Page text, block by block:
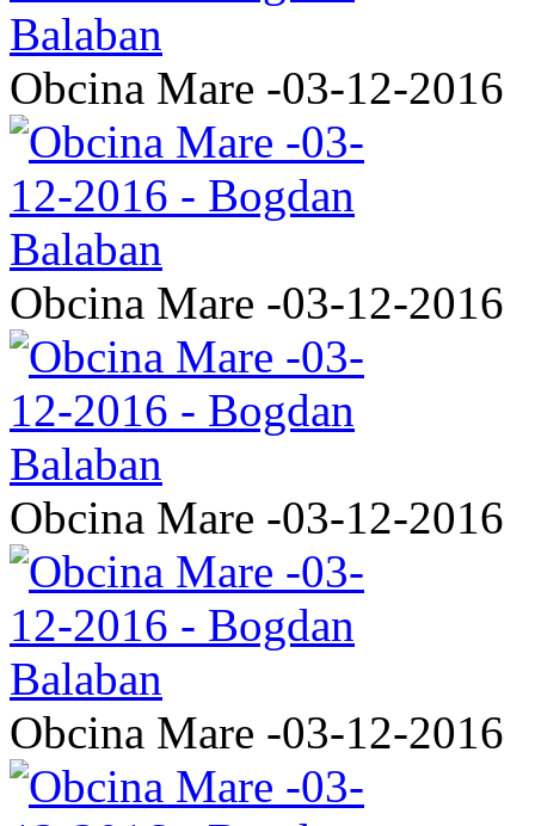
Obcina Mare -03-12-2016
Obcina Mare -03-12-2016
Obcina Mare -03-12-2016
Obcina Mare -03-12-2016